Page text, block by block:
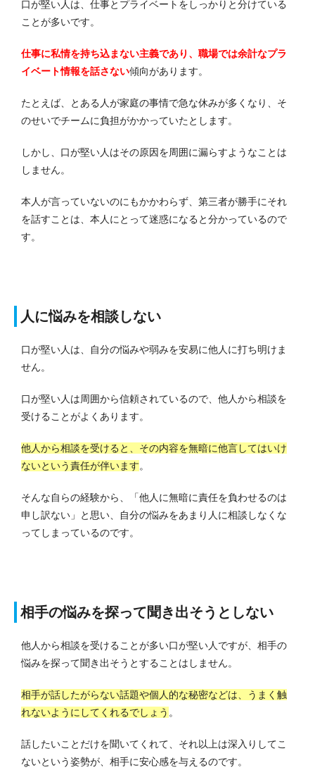
口が堅い人は、仕事とプライベートをしっかりと分けている
ことが多いです。
仕事に私情を持ち込まない主義であり、職場では余計なプラ
イベート情報を話さない傾向があります。
たとえば、とある人が家庭の事情で急な休みが多くなり、そ
のせいでチームに負担がかかっていたとします。
しかし、口が堅い人はその原因を周囲に漏らすようなことは
しません。
本人が言っていないのにもかかわらず、第三者が勝手にそれ
を話すことは、本人にとって迷惑になると分かっているので
す。
人に悩みを相談しない
口が堅い人は、自分の悩みや弱みを安易に他人に打ち明けま
せん。
口が堅い人は周囲から信頼されているので、他人から相談を
受けることがよくあります。
他人から相談を受けると、その内容を無暗に他言してはいけ
ないという責任が伴います。
そんな自らの経験から、「他人に無暗に責任を負わせるのは
申し訳ない」と思い、自分の悩みをあまり人に相談しなくな
ってしまっているのです。
相手の悩みを探って聞き出そうとしない
他人から相談を受けることが多い口が堅い人ですが、相手の
悩みを探って聞き出そうとすることはしません。
相手が話したがらない話題や個人的な秘密などは、うまく触
れないようにしてくれるでしょう 。
話したいことだけを聞いてくれて、それ以上は深入りしてこ
ないという姿勢が、相手に安心感を与えるのです。